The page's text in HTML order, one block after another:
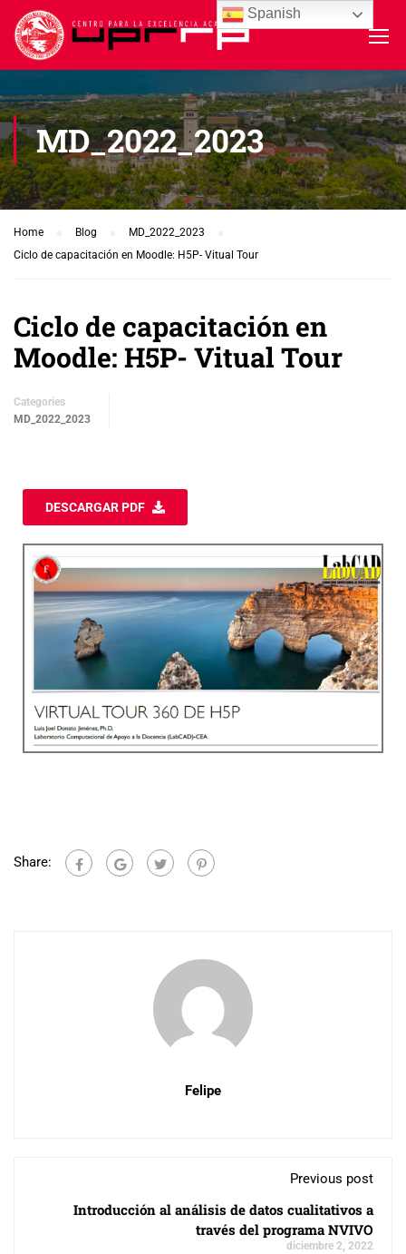
MD_2022_2023
Home Blog
MD_2022_2023
Ciclo de capacitación en Moodle: H5P- Vitual Tour
Ciclo de capacitación en
Moodle: H5P- Vitual Tour
Categories
MD_2022_2023
DESCARGAR PDF
Share:
Felipe
Previous post
Introducción al análisis de datos cualitativos a
través del programa NVIVO
diciembre 2, 2022
Spanish